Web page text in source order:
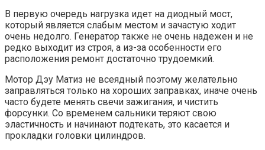
В первую очередь нагрузка идет на диодный мост,
который является слабым местом и зачастую ходит
очень недолго. Генератор также не очень надежен и не
редко выходит из строя, а из-за особенности его
расположения ремонт достаточно трудоемкий.
Мотор Дэу Матиз не всеядный поэтому желательно
заправляться только на хороших заправках, иначе очень
часто будете менять свечи зажигания, и чистить
форсунки. Со временем сальники теряют свою
эластичность и начинают подтекать, это касается и
прокладки головки цилиндров.